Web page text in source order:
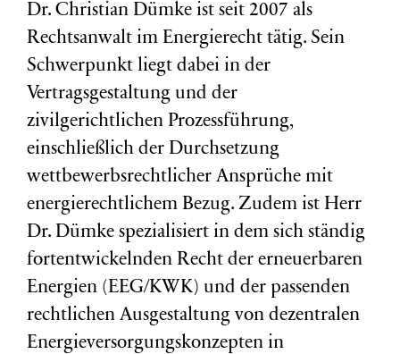
Dr. Christian Dümke ist seit 2007 als
Rechtsanwalt im Energierecht tätig. Sein
Schwerpunkt liegt dabei in der
Vertragsgestaltung und der
zivilgerichtlichen Prozessführung,
einschließlich der Durchsetzung
wettbewerbsrechtlicher Ansprüche mit
energierechtlichem Bezug. Zudem ist Herr
Dr. Dümke spezialisiert in dem sich ständig
fortentwickelnden Recht der erneuerbaren
Energien (EEG/KWK) und der passenden
rechtlichen Ausgestaltung von dezentralen
Energieversorgungskonzepten in